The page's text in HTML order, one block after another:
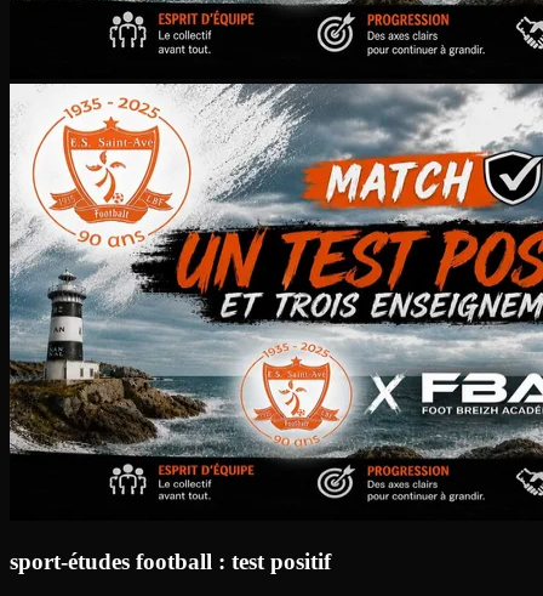
sport-études football : test positif